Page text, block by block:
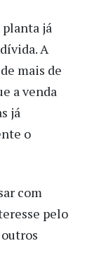
planta já
A
mais de
a venda
já
o
com
pelo